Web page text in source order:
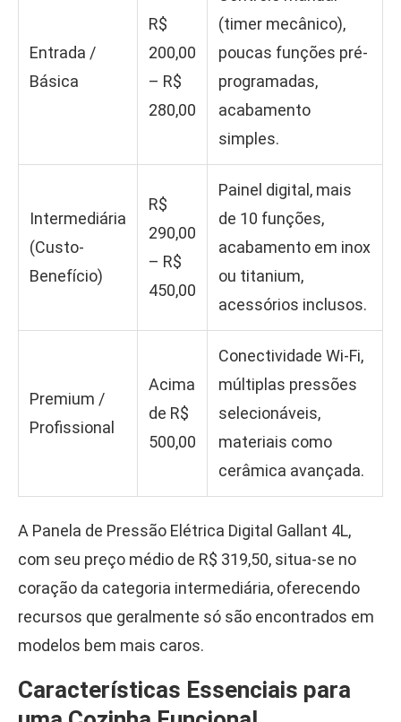
Entrada /
Básica
R$
200,00
– R$
280,00
(timer mecânico),
poucas funções pré-
programadas,
acabamento
simples.
Intermediária
(Custo-
Benefício)
R$
290,00
– R$
450,00
Painel digital, mais
de 10 funções,
acabamento em inox
ou titanium,
acessórios inclusos.
Premium /
Profissional
Acima
de R$
500,00
Conectividade Wi-Fi,
múltiplas pressões
selecionáveis,
materiais como
cerâmica avançada.
A Panela de Pressão Elétrica Digital Gallant 4L,
com seu preço médio de R$ 319,50, situa-se no
coração da categoria intermediária, oferecendo
recursos que geralmente só são encontrados em
modelos bem mais caros.
Características Essenciais para